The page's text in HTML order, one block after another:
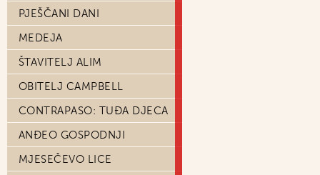
PJEŠČANI DANI
MEDEJA
ŠTAVITELJ ALIM
OBITELJ CAMPBELL
CONTRAPASO: TUĐA DJECA
ANĐEO GOSPODNJI
MJESEČEVO LICE